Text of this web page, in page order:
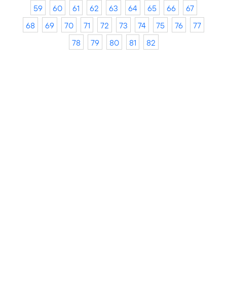
59
60 61 62 63 64 65 66
67
68
69 70 71 72 73 74 75 76
77
78
79 80 81 82